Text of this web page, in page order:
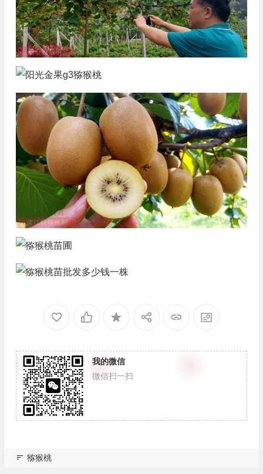
我的微信
微信扫一扫
猕猴桃